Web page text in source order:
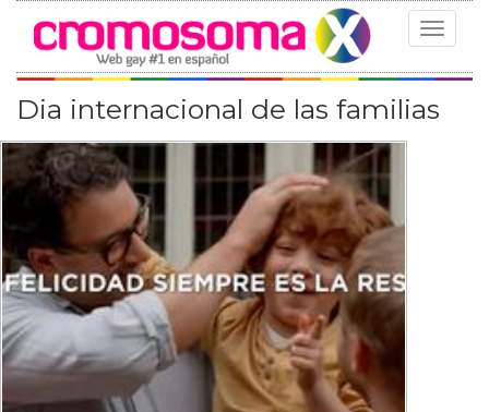
Toggle
Dia internacional de las familias